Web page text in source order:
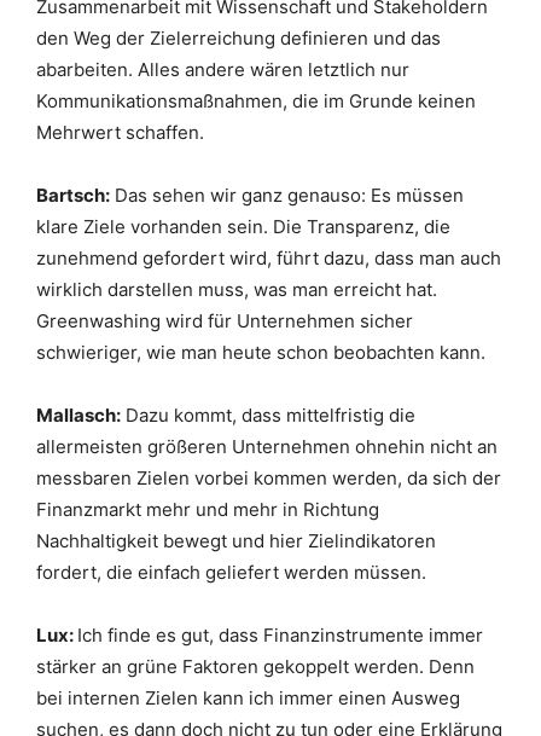
Zusammenarbeit mit Wissenschaft und Stakeholdern
den Weg der Zielerreichung definieren und das
abarbeiten. Alles andere wären letztlich nur
Kommunikationsmaßnahmen, die im Grunde keinen
Mehrwert schaffen.
Bartsch: Das sehen wir ganz genauso: Es müssen
klare Ziele vorhanden sein. Die Transparenz, die
zunehmend gefordert wird, führt dazu, dass man auch
wirklich darstellen muss, was man erreicht hat.
Greenwashing wird für Unternehmen sicher
schwieriger, wie man heute schon beobachten kann.
Mallasch: Dazu kommt, dass mittelfristig die
allermeisten größeren Unternehmen ohnehin nicht an
messbaren Zielen vorbei kommen werden, da sich der
Finanzmarkt mehr und mehr in Richtung
Nachhaltigkeit bewegt und hier Zielindikatoren
fordert, die einfach geliefert werden müssen.
Lux: Ich finde es gut, dass Finanzinstrumente immer
stärker an grüne Faktoren gekoppelt werden. Denn
bei internen Zielen kann ich immer einen Ausweg
suchen, es dann doch nicht zu tun oder eine Erklärung